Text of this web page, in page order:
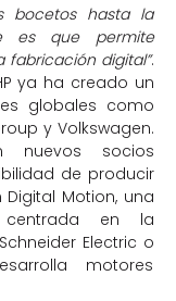
bocetos hasta la
es que permite
fabricación digital”.
ya ha creado un
globales como
y Volkswagen.
nuevos socios
de producir
Motion, una
centrada en la
Electric o
motores